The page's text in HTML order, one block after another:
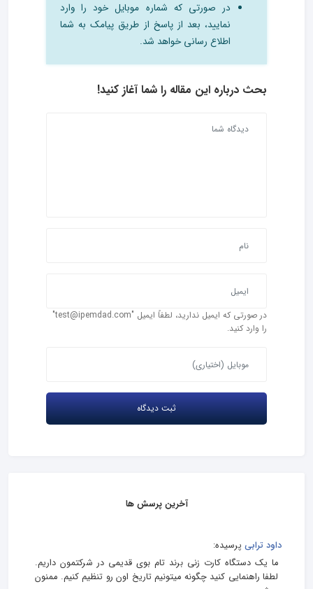
در صورتی که شماره موبایل خود را وارد
نمایید، بعد از پاسخ از طریق پیامک به شما
اطلاع رسانی خواهد شد.
بحث درباره این مقاله را شما آغاز کنید!
در صورتی که ایمیل ندارید، لطفاً ایمیل "test@ipemdad.com"
را وارد کنید.
آخرین پرسش ها
داود ترابی پرسیده:
ما یک دستگاه کارت زنی برند تام بوی قدیمی در شرکتمون داریم.
لطفا راهنمایی کنید چگونه میتونیم تاریخ اون رو تنظیم کنیم. ممنون